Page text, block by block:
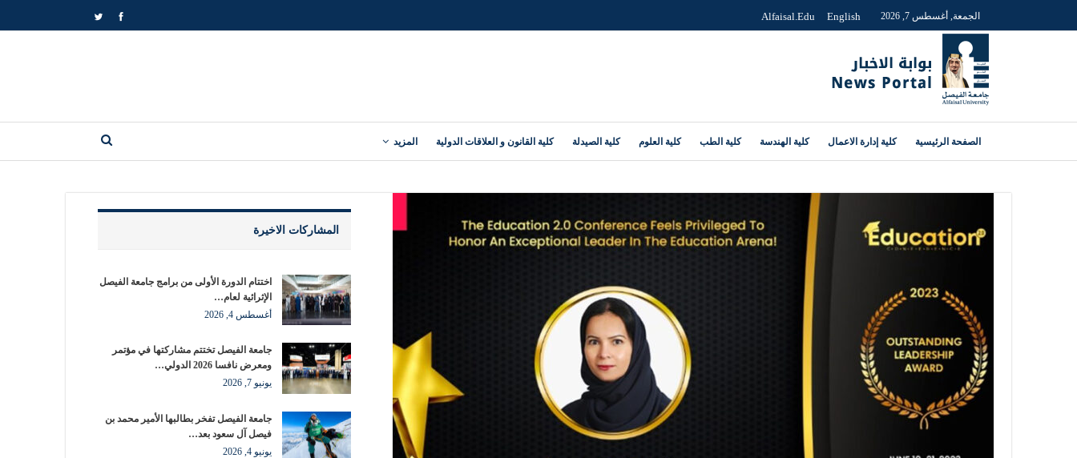
الجمعة, أغسطس 7, 2026 English
Alfaisal.edu
الصفحة الرئيسية كلية إدارة الاعمال كلية الهندسة كلية الطب كلية العلوم كلية الصيدلة كلية القانون و العلاقات الدولية المزيد
المشاركات الاخيرة
اختتام الدورة الأولى من برامج جامعة الفيصل
الإثرائية لعام…
أغسطس 4, 2026
جامعة الفيصل تختتم مشاركتها في مؤتمر
ومعرض نافسا 2026 الدولي…
يونيو 7, 2026
جامعة الفيصل تفخر بطالبها الأمير محمد بن
فيصل آل سعود بعد…
يونيو 4, 2026